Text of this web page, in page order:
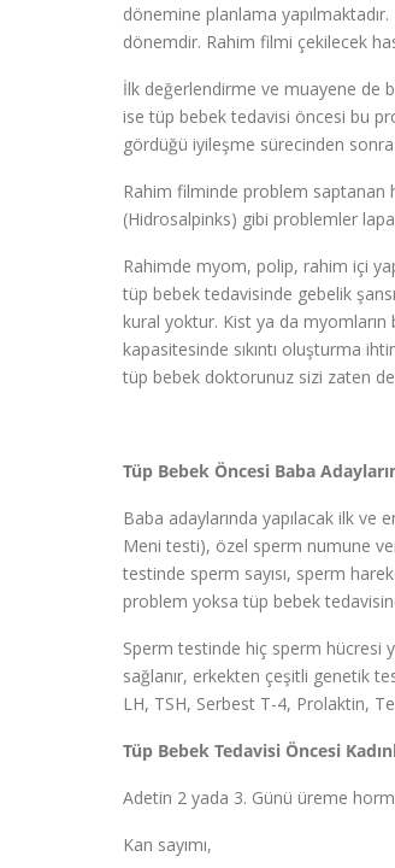
dönemine planlama
dönemdir. Rahim filmi çekilecek
İlk değerlendirme ve muayene de
ise tüp bebek tedavisi öncesi bu
gördüğü iyileşme sürecinden
Rahim filminde problem saptanan
(Hidrosalpinks) gibi problemler
Rahimde myom, polip, rahim içi
tüp bebek tedavisinde gebelik
kural yoktur. Kist ya da myomların
kapasitesinde sıkıntı oluşturma
tüp bebek doktorunuz sizi zaten
Tüp Bebek Öncesi Baba
Baba adaylarında yapılacak ilk
Meni testi), özel sperm numune
testinde sperm sayısı, sperm
problem yoksa tüp bebek
Sperm testinde hiç sperm hücresi
sağlanır, erkekten çeşitli genetik
LH, TSH, Serbest T-4, Prolaktin,
Tüp Bebek Tedavisi Öncesi
Adetin 2 yada 3. Günü üreme
Kan sayımı,